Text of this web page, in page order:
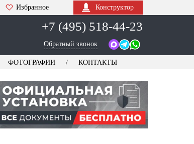
Избранное Конструктор
+7 (495) 518-44-23
Обратный звонок
ФОТОГРАФИИ КОНТАКТЫ